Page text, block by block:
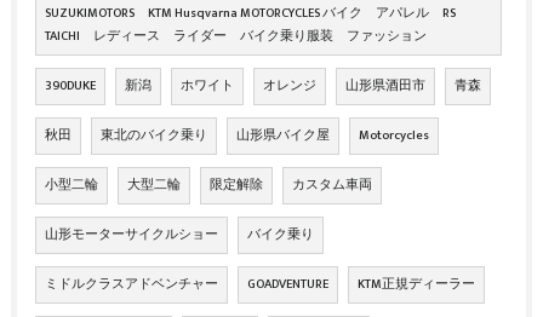
SUZUKIMOTORS KTM Husqvarna MOTORCYCLES バイク アパレル RS
TAICHI レディース ライダー バイク乗り服装 ファッション
390DUKE 新潟 ホワイト オレンジ 山形県酒田市 青森
秋田 東北のバイク乗り 山形県バイク屋 Motorcycles
小型二輪 大型二輪 限定解除 カスタム車両
山形モーターサイクルショー バイク乗り
ミドルクラスアドベンチャー GOADVENTURE KTM正規ディーラー